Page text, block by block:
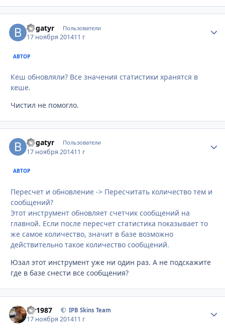
Bogatyr Пользователи
17 ноября 201411 г
АВТОР
Кеш обновляли? Все значения статистики хранятся в
кеше.
Чистил не помогло.
Bogatyr Пользователи
17 ноября 201411 г
АВТОР
Пересчет и обновление -> Пересчитать количество тем и
сообщений?
Этот инструмент обновляет счетчик сообщений на
главной. Если после пересчет статистика показывает то
же самое количество, значит в базе возможно
действительно такое количество сообщений.
Юзал этот инструмент уже ни один раз. А не подскажите
где в базе снести все сообщения?
siv1987 IPB Skins Team
17 ноября 201411 г